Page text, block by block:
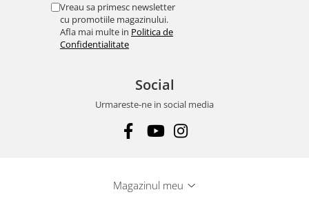
Vreau sa primesc newsletter
cu promotiile magazinului.
Afla mai multe in Politica de
Confidentialitate
Social
Urmareste-ne in social media
Magazinul meu